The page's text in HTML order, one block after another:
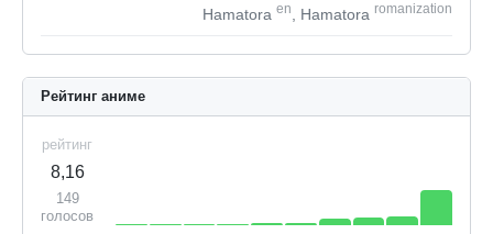
Hamatora en , Hamatora romanization
Рейтинг аниме
рейтинг
8,16
149
голосов